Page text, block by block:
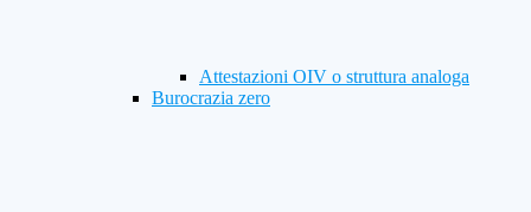
Attestazioni OIV o struttura analoga
Burocrazia zero